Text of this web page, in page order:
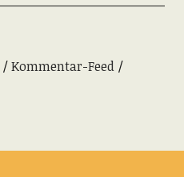
Kommentar-Feed